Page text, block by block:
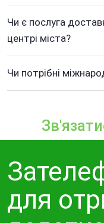
Чи є послуга
центрі міста?
Чи потрібні
для